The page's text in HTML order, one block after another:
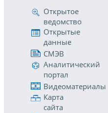
Открытое
ведомство
Открытые
данные
СМЭВ
Аналитический
портал
Видеоматериалы
Карта
сайта